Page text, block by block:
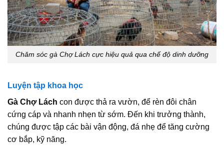
Chăm sóc gà Chợ Lách cực hiệu quả qua chế độ dinh dưỡng
Luyện tập khoa học
Gà Chợ Lách con được thả ra vườn, để rèn đôi chân
cứng cáp và nhanh nhẹn từ sớm. Đến khi trưởng thành,
chúng được tập các bài vận động, đá nhẹ để tăng cường
cơ bắp, kỹ năng.